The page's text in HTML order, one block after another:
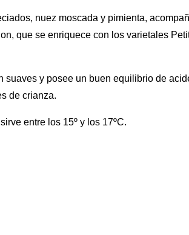
nuez moscada y pimienta,
que se enriquece con los varietales
y posee un buen equilibrio de
de crianza.
entre los 15º y los 17ºC.